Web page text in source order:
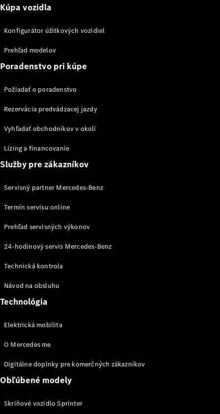
Všetky
eSprinter
vozidlo
Šasi -
Elektrické
eSprinter
Valník
úžitkových
eVito
eVito
eVito
Skriňové
eVito
Konfigurátor
úžitkových
vozidiel
Kúpa vozidla
Konfigurátor úžitkových vozidiel
Prehľad modelov
Poradenstvo pri kúpe
Požiadať o poradenstvo
Rezervácia predvádzacej jazdy
Vyhľadať obchodníkov v okolí
Lízing a financovanie
Služby pre zákazníkov
Servisný partner Mercedes-Benz
Termín servisu online
Prehľad servisných výkonov
24-hodinový servis Mercedes-Benz
Technická kontrola
Návod na obsluhu
Technológia
Elektrická mobilita
O Mercedes me
Digitálne doplnky pre komerčných zákazníkov
Obľúbené modely
Skriňové vozidlo Sprinter